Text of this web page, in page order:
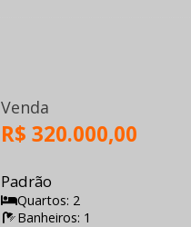
Venda
R$ 320.000,00
Padrão
Quartos: 2
Banheiros: 1